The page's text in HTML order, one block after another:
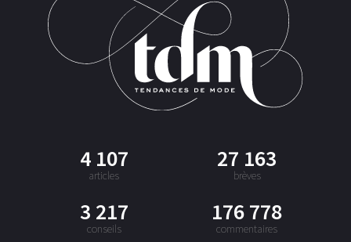
4 107
articles
27 163
brèves
3 217
conseils
176 778
commentaires